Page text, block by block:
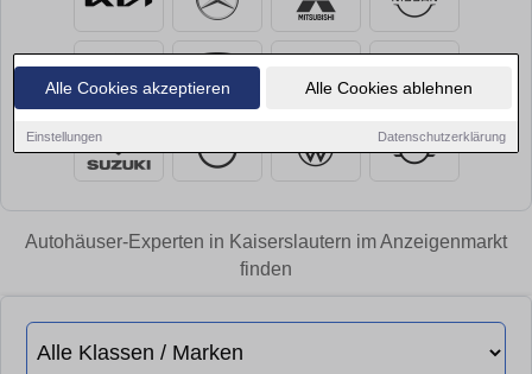
Alle Cookies akzeptieren Alle Cookies ablehnen
Einstellungen Datenschutzerklärung
Autohäuser-Experten in Kaiserslautern im Anzeigenmarkt
finden